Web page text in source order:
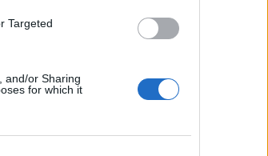
Targeted
and/or Sharing
for which itsora az udvarhelyszéki
ugyanis az árpilis eleji fagy
érdemes megcsodálni a